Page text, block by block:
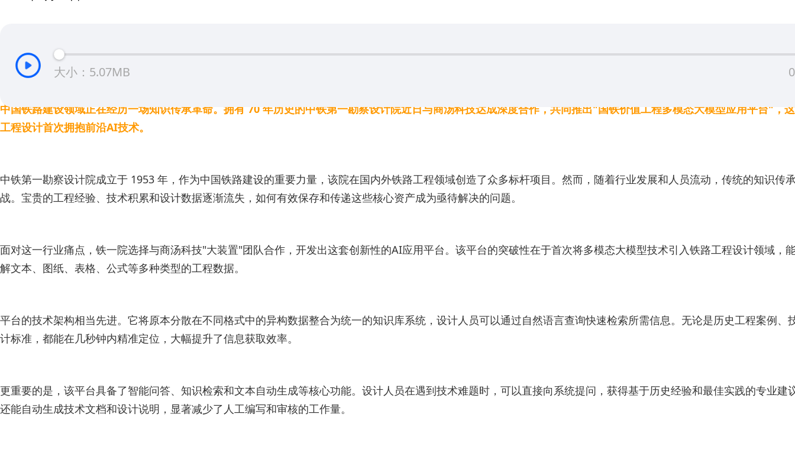
大小：5.07MB
中国铁路建设领域正在经历一场知识传承革命。拥有 70 年历史的中铁第一勘察设计院近日与商汤科技达成深度合作，共同推出"国铁价值工程多模态大模型应用平台"，
工程设计首次拥抱前沿AI技术。
中铁第一勘察设计院成立于 1953 年，作为中国铁路建设的重要力量，该院在国内外铁路工程领域创造了众多标杆项目。然而，随着行业发展和人员流动，传统的知识传
战。宝贵的工程经验、技术积累和设计数据逐渐流失，如何有效保存和传递这些核心资产成为亟待解决的问题。
面对这一行业痛点，铁一院选择与商汤科技"大装置"团队合作，开发出这套创新性的AI应用平台。该平台的突破性在于首次将多模态大模型技术引入铁路工程设计领域，
解文本、图纸、表格、公式等多种类型的工程数据。
平台的技术架构相当先进。它将原本分散在不同格式中的异构数据整合为统一的知识库系统，设计人员可以通过自然语言查询快速检索所需信息。无论是历史工程案例、
计标准，都能在几秒钟内精准定位，大幅提升了信息获取效率。
更重要的是，该平台具备了智能问答、知识检索和文本自动生成等核心功能。设计人员在遇到技术难题时，可以直接向系统提问，获得基于历史经验和最佳实践的专业建
还能自动生成技术文档和设计说明，显著减少了人工编写和审核的工作量。